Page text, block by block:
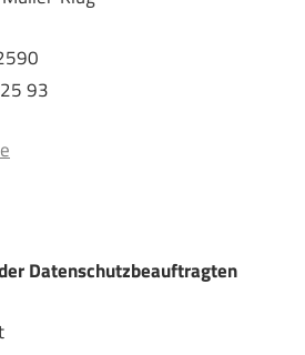
93
Datenschutzbeauftragten